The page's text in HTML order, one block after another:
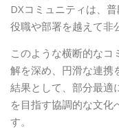
DXコミュニティは、
役職や部署を越えて非
このような横断的なコ
解を深め、円滑な連携
結果として、部分最適
を目指す協調的な文化
す。